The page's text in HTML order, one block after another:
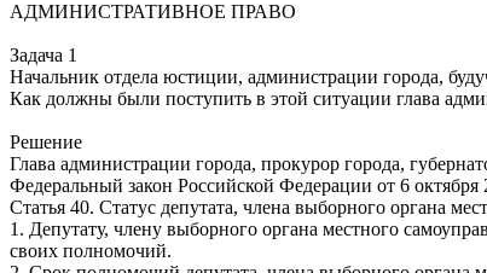
АДМИНИСТРАТИВНОЕ ПРАВО
Задача 1
Начальник отдела юстиции, администрации города,
Как должны были поступить в этой ситуации глава
Решение
Глава администрации города, прокурор города,
Федеральный закон Российской Федерации от 6
Статья 40. Статус депутата, члена выборного органа
1. Депутату, члену выборного органа местного
своих полномочий.